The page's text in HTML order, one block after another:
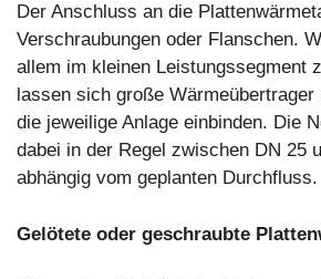
Der Anschluss an die
Verschraubungen oder Flanschen.
allem im kleinen Leistungssegment
lassen sich große
die jeweilige Anlage einbinden. Die
dabei in der Regel zwischen DN 25
abhängig vom geplanten Durchfluss.
Gelötete oder geschraubte